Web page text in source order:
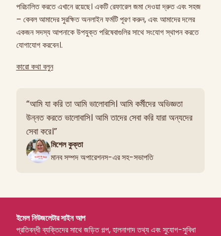
পরিচালিত করতে এখানে রয়েছে। একটি রেফারেল জমা দেওয়া দ্রুত এবং সহজ
– কেবল আমাদের সুরক্ষিত অনলাইন ফর্মটি পূরণ করুন, এবং আমাদের দলের
একজন সদস্য আপনাকে উপযুক্ত পরিষেবাগুলির সাথে সংযোগ স্থাপন করতে
যোগাযোগ করবেন।.
কারো কথা বলুন
“আমি যা করি তা আমি ভালোবাসি। আমি কর্মীদের অভিজ্ঞতা
উন্নত করতে ভালোবাসি। আমি তাদের সেবা করি যারা অন্যদের
সেবা করে।”
মিশেল কুক্তা
মানব সম্পদ অপারেশনস-এর সহ-সভাপতি
ইমেল নিউজলেটার সাইন আপ
প্রতিবন্ধী ব্যক্তিদের সাথে জড়িত গল্প, হালনাগাদ তথ্য এবং সুযোগ-সুবিধা